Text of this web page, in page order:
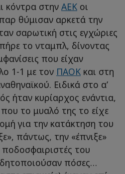
κόντρα στην ΑΕΚ οι
θύμισαν αρκετά την
σαρωτική στις εγχώριες
το νταμπλ, δίνοντας
που είχαν
1-1 με τον ΠΑΟΚ και στη
Ειδικά στο α’
ήταν κυρίαρχος ενάντια,
το μυαλό της το είχε
για την κατάκτηση του
πάντως, την «έπνιξε»
του
πόσες…